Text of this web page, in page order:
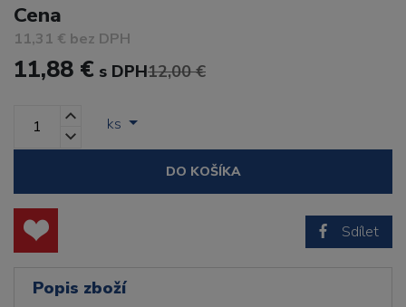
Cena
11,31 € bez DPH
11,88 € s DPH12,00 €
ks
DO KOŠÍKA
Sdílet
Popis zboží